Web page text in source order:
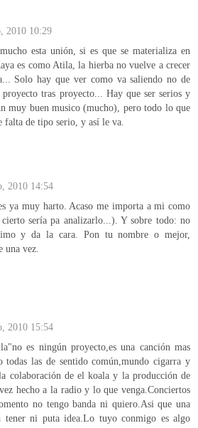
2010 10:29
esta unión, si es que se materializa en
es como Atila, la hierba no vuelve a crecer
Solo hay que ver como va saliendo no de
proyecto tras proyecto... Hay que ser serios y
muy buen musico (mucho), pero todo lo que
falta de tipo serio, y así le va.
2010 14:54
ya muy harto. Acaso me importa a mi como
sería pa analizarlo...). Y sobre todo: no
y da la cara. Pon tu nombre o mejor,
una vez.
2010 15:54
es ningún proyecto,es una canción mas
todas las de sentido común,mundo cigarra y
colaboración de el koala y la producción de
hecho a la radio y lo que venga.Conciertos
no tengo banda ni quiero.Asi que una
tener ni puta idea.Lo tuyo conmigo es algo